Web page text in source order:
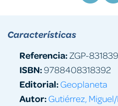
Características
Referencia: ZGP-
ISBN:9788408318392
Editorial: Geoplaneta
Autor: Gutiérrez,